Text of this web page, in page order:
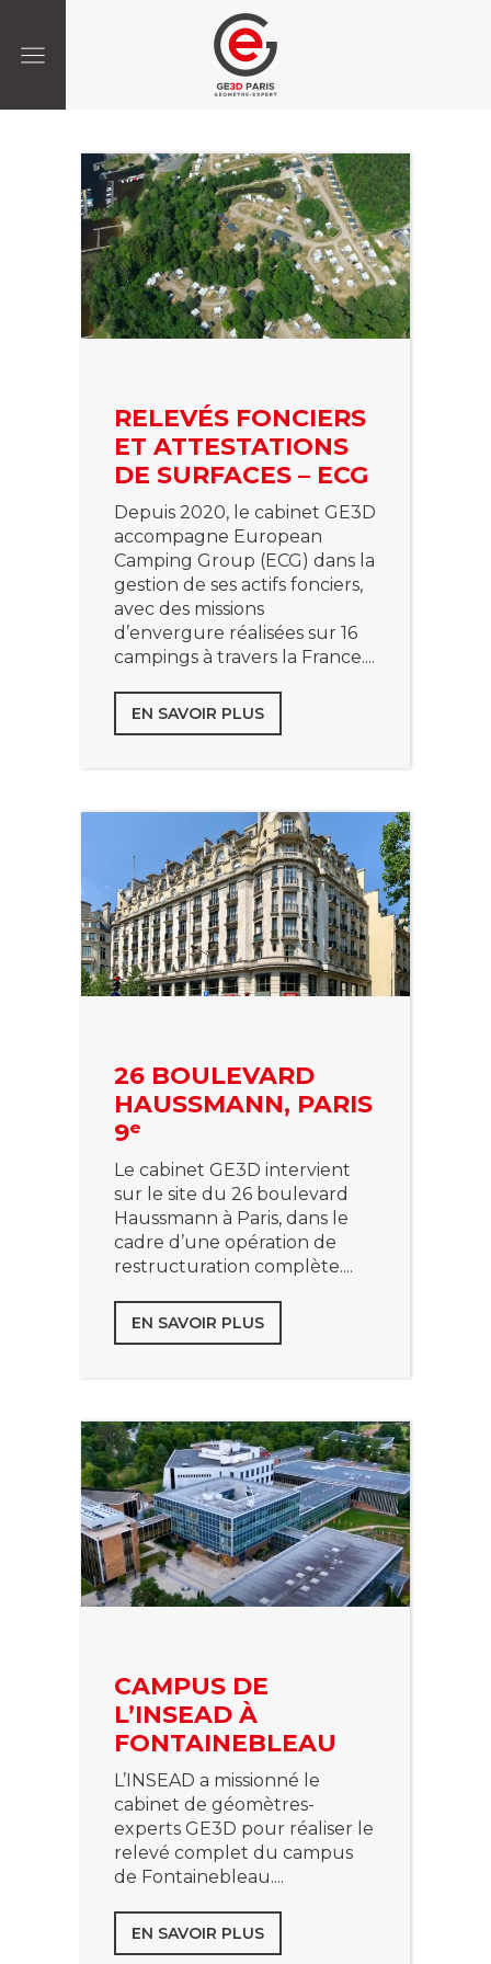
RELEVÉS FONCIERS
ET ATTESTATIONS
DE SURFACES – ECG
Depuis 2020, le cabinet GE3D
accompagne European
Camping Group (ECG) dans la
gestion de ses actifs fonciers,
avec des missions
d’envergure réalisées sur 16
campings à travers la France....
EN SAVOIR PLUS
26 BOULEVARD
HAUSSMANN, PARIS
9ᵉ
Le cabinet GE3D intervient
sur le site du 26 boulevard
Haussmann à Paris, dans le
cadre d’une opération de
restructuration complète....
EN SAVOIR PLUS
CAMPUS DE
L’INSEAD À
FONTAINEBLEAU
L’INSEAD a missionné le
cabinet de géomètres-
experts GE3D pour réaliser le
relevé complet du campus
de Fontainebleau....
EN SAVOIR PLUS